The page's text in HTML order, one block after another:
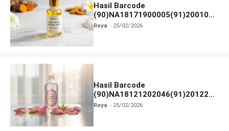
Hasil Barcode
(90)NA18171900005(91)200106
Dan Izin BPOM
Reya 25/02/2026
Hasil Barcode
(90)NA18121202046(91)201226
Dan Izin BPOM
Reya 25/02/2026